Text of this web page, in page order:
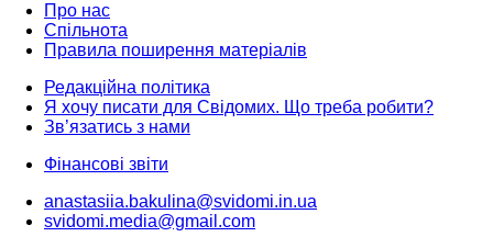
Про нас
Спільнота
Правила поширення матеріалів
Редакційна політика
Я хочу писати для Свідомих. Що треба робити?
Зв’язатись з нами
Фінансові звіти
anastasiia.bakulina@svidomi.in.ua
svidomi.media@gmail.com